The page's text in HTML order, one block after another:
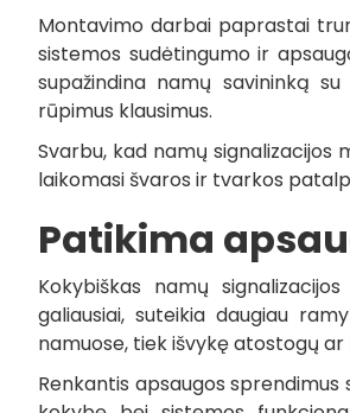
Montavimo darbai paprastai
sistemos sudėtingumo ir
supažindina namų savininką
rūpimus klausimus.
Svarbu, kad namų
laikomasi švaros ir tvarkos
Patikima
Kokybiškas namų
galiausiai, suteikia daugiau
namuose, tiek išvykę atostogų
Renkantis apsaugos